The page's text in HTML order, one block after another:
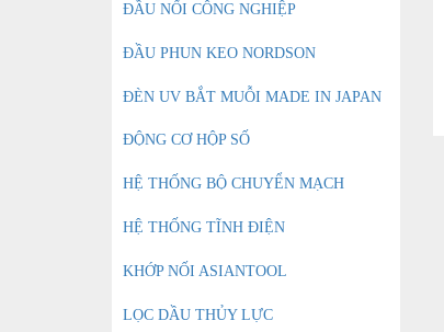
ĐẦU NỐI CÔNG NGHIỆP
ĐẦU PHUN KEO NORDSON
ĐÈN UV BẮT MUỖI MADE IN JAPAN
ĐỘNG CƠ HỘP SỐ
HỆ THỐNG BỘ CHUYỂN MẠCH
HỆ THỐNG TĨNH ĐIỆN
KHỚP NỐI ASIANTOOL
LỌC DẦU THỦY LỰC